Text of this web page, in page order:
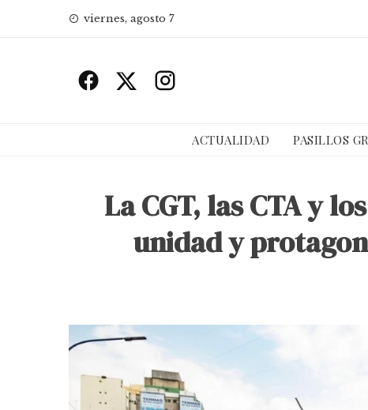
viernes, agosto 7
ACTUALIDAD PASILLOS
La CGT, las CTA y
unidad y